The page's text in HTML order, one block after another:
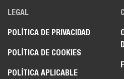
LEGAL
POLÍTICA DE PRIVACIDAD
POLÍTICA DE COOKIES
POLÍTICA APLICABLE